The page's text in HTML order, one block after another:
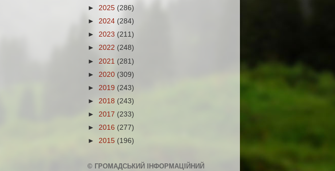
► 2025 (286)
► 2024 (284)
► 2023 (211)
► 2022 (248)
► 2021 (281)
► 2020 (309)
► 2019 (243)
► 2018 (243)
► 2017 (233)
► 2016 (277)
► 2015 (196)
© ГРОМАДСЬКИЙ ІНФОРМАЦІЙНИЙ